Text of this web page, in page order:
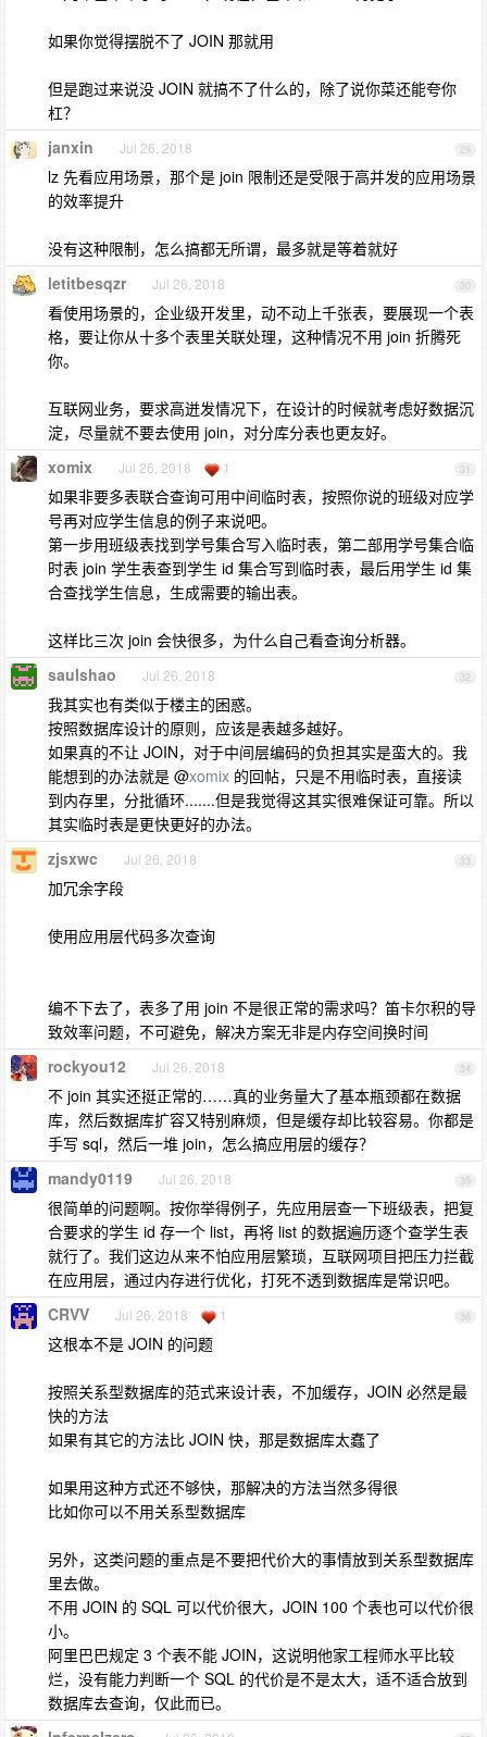
如果你觉得摆脱不了 JOIN 那就用
但是跑过来说没 JOIN 就搞不了什么的，除了说你菜还能夸你
杠？
29
janxin Jul 26, 2018
lz 先看应用场景，那个是 join 限制还是受限于高并发的应用场景
的效率提升
没有这种限制，怎么搞都无所谓，最多就是等着就好
30
letitbesqzr Jul 26, 2018
看使用场景的，企业级开发里，动不动上千张表，要展现一个表
格，要让你从十多个表里关联处理，这种情况不用 join 折腾死
你。
互联网业务，要求高迸发情况下，在设计的时候就考虑好数据沉
淀，尽量就不要去使用 join，对分库分表也更友好。
31
xomix Jul 26, 2018 1
如果非要多表联合查询可用中间临时表，按照你说的班级对应学
号再对应学生信息的例子来说吧。
第一步用班级表找到学号集合写入临时表，第二部用学号集合临
时表 join 学生表查到学生 id 集合写到临时表，最后用学生 id 集
合查找学生信息，生成需要的输出表。
这样比三次 join 会快很多，为什么自己看查询分析器。
32
saulshao Jul 26, 2018
我其实也有类似于楼主的困惑。
按照数据库设计的原则，应该是表越多越好。
如果真的不让 JOIN，对于中间层编码的负担其实是蛮大的。我
能想到的办法就是 @xomix 的回帖，只是不用临时表，直接读
到内存里，分批循环.......但是我觉得这其实很难保证可靠。所以
其实临时表是更快更好的办法。
33
zjsxwc Jul 26, 2018
加冗余字段
使用应用层代码多次查询
编不下去了，表多了用 join 不是很正常的需求吗？笛卡尔积的导
致效率问题，不可避免，解决方案无非是内存空间换时间
34
rockyou12 Jul 26, 2018
不 join 其实还挺正常的……真的业务量大了基本瓶颈都在数据
库，然后数据库扩容又特别麻烦，但是缓存却比较容易。你都是
手写 sql，然后一堆 join，怎么搞应用层的缓存？
35
mandy0119 Jul 26, 2018
很简单的问题啊。按你举得例子，先应用层查一下班级表，把复
合要求的学生 id 存一个 list，再将 list 的数据遍历逐个查学生表
就行了。我们这边从来不怕应用层繁琐，互联网项目把压力拦截
在应用层，通过内存进行优化，打死不透到数据库是常识吧。
36
CRVV Jul 26, 2018 1
这根本不是 JOIN 的问题
按照关系型数据库的范式来设计表，不加缓存，JOIN 必然是最
快的方法
如果有其它的方法比 JOIN 快，那是数据库太蠢了
如果用这种方式还不够快，那解决的方法当然多得很
比如你可以不用关系型数据库
另外，这类问题的重点是不要把代价大的事情放到关系型数据库
里去做。
不用 JOIN 的 SQL 可以代价很大，JOIN 100 个表也可以代价很
小。
阿里巴巴规定 3 个表不能 JOIN，这说明他家工程师水平比较
烂，没有能力判断一个 SQL 的代价是不是太大，适不适合放到
数据库去查询，仅此而已。